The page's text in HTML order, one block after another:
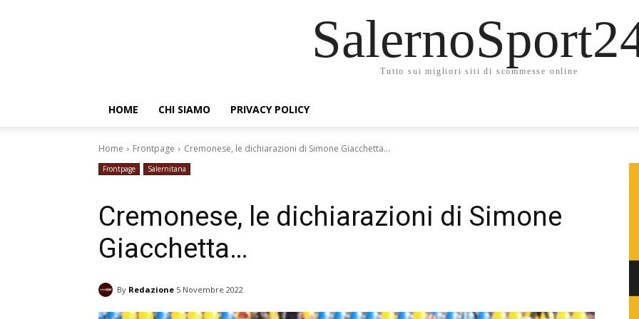
Tutto sui migliori siti di scommesse online
HOME CHI SIAMO PRIVACY POLICY
Home Frontpage Cremonese, le dichiarazioni di Simone Giacchetta...
Frontpage Salernitana
Cremonese, le dichiarazioni di Simone
Giacchetta…
By Redazione 5 Novembre 2022